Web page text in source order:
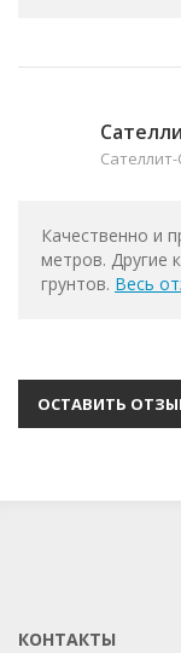
Качественно и
метров. Другие
грунтов. Весь
ОСТАВИТЬ
КОНТАКТЫ